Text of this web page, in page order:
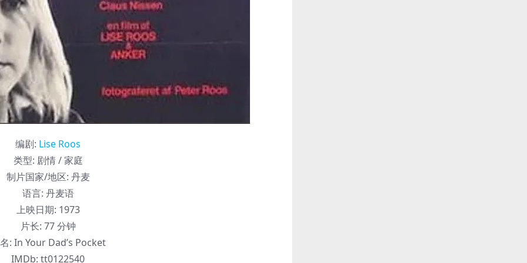
编剧: Lise Roos
类型: 剧情 / 家庭
制片国家/地区: 丹麦
语言: 丹麦语
上映日期: 1973
片长: 77 分钟
: In Your Dad’s Pocket
IMDb: tt0122540